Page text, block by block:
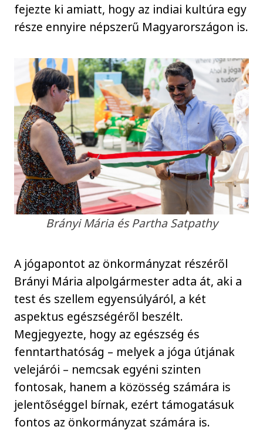
fejezte ki amiatt, hogy az indiai kultúra egy
része ennyire népszerű Magyarországon is.
Brányi Mária és Partha Satpathy
A jógapontot az önkormányzat részéről
Brányi Mária alpolgármester adta át, aki a
test és szellem egyensúlyáról, a két
aspektus egészségéről beszélt.
Megjegyezte, hogy az egészség és
fenntarthatóság – melyek a jóga útjának
velejárói – nemcsak egyéni szinten
fontosak, hanem a közösség számára is
jelentőséggel bírnak, ezért támogatásuk
fontos az önkormányzat számára is.